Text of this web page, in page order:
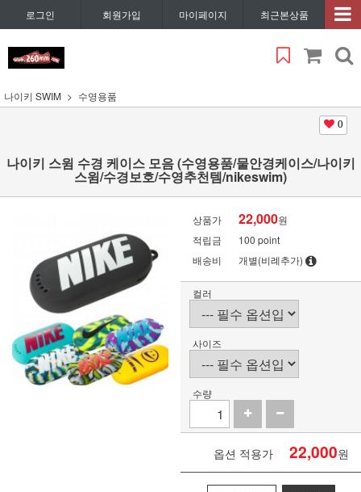
로그인 회원가입 마이페이지 최근본상품
나이키 SWIM 수영용품
0
나이키 스윔 수경 케이스 모음 (수영용품/물안경케이스/나이키
스윔/수경보호/수영추천템/nikeswim)
상품가 22,000원
적립금
100 point
배송비
개별(비례추가)
컬러
사이즈
수량
옵션 적용가 22,000원